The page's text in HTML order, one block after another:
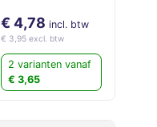
€ 4,78 incl. btw
€ 3,95 excl. btw
2 varianten vanaf
€ 3,65